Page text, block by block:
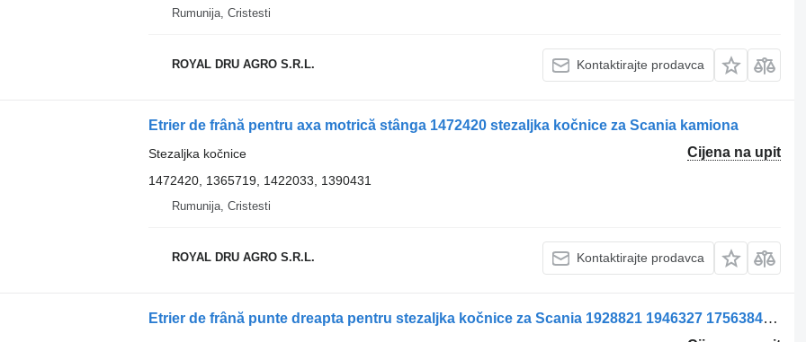
Rumunija, Cristesti
ROYAL DRU AGRO S.R.L. Kontaktirajte prodavca
Etrier de frână pentru axa motrică stânga 1472420 stezaljka kočnice za Scania kamiona
Cijena na upit
Stezaljka kočnice
1472420, 1365719, 1422033, 1390431
Rumunija, Cristesti
ROYAL DRU AGRO S.R.L. Kontaktirajte prodavca
Etrier de frână punte dreapta pentru stezaljka kočnice za Scania 1928821 1946327 1756384 1731226 1746796 1946306 1903079 kamiona